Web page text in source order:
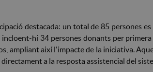
destacada: un total de 85 persones
hi 34 persones donants per primera
ampliant així l'impacte de la iniciativa.
a la resposta assistencial del